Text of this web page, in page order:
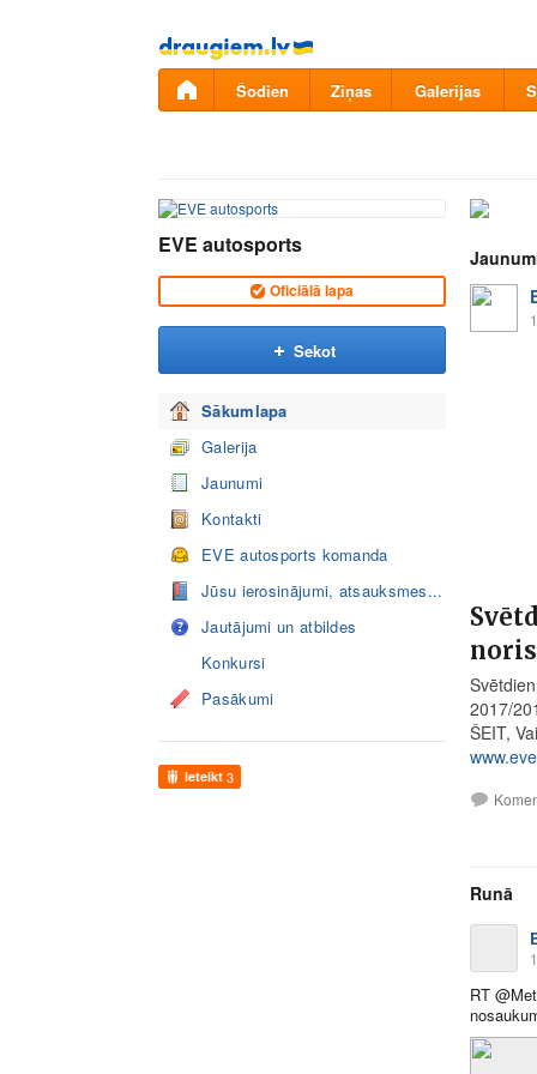
Pāriet
uz
saturu
Šodien Ziņas Galerijas
EVE autosports
Oficiālā lapa
Sekot
Sākumlapa
Galerija
Jaunumi
Kontakti
EVE autosports komanda
Jūsu ierosinājumi, atsauksmes...
Jautājumi un atbildes
Konkursi
Pasākumi
Ieteikt 3
2017/
ŠEIT,
Runā
RT